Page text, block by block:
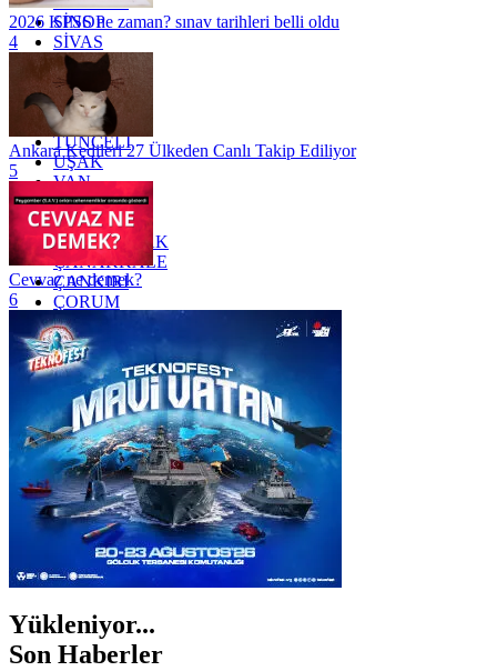
SİNOP
SİVAS
SİİRT
TEKİRDAĞ
TOKAT
TRABZON
TUNCELİ
UŞAK
VAN
YALOVA
YOZGAT
ZONGULDAK
ÇANAKKALE
ÇANKIRI
ÇORUM
İSTANBUL
İZMİR
ŞANLIURFA
ŞIRNAK
2026 KPSS ne zaman? sınav tarihleri belli oldu
4
Ankara Kedileri 27 Ülkeden Canlı Takip Ediliyor
5
Cevvaz ne demek?
6
Yükleniyor...
Son Haberler